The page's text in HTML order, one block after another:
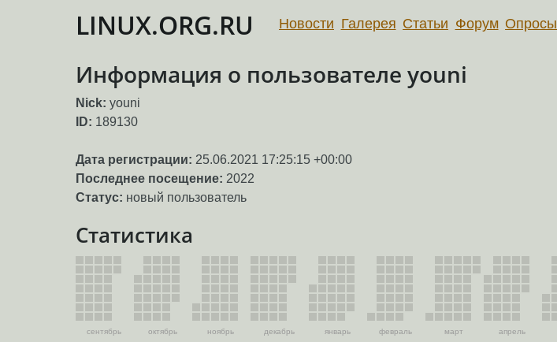
LINUX.ORG.RU Новости Галерея Статьи Форум Опросы
Информация о пользователе youni
Nick: youni
ID: 189130
Дата регистрации: 25.06.2021 17:25:15 +00:00
Последнее посещение: 2022
Статус: новый пользователь
Статистика
сентябрь октябрь ноябрь декабрь январь февраль март апрель